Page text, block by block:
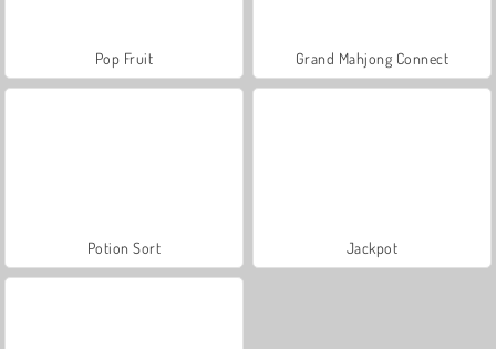
Pop Fruit Grand Mahjong Connect
Potion Sort Jackpot